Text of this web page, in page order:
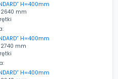
H=400mm
2640 mm
H=400mm
mm
H=400mm